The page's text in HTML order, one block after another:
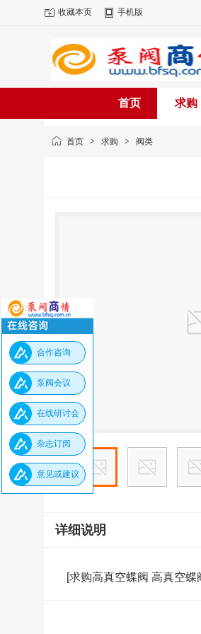
收藏本页 手机版
首页 求购
首页 > 求购 > 阀类
详细说明
[求购高真空蝶阀 高真空
合作咨询
泵阀会议
在线研讨会
杂志订阅
意见或建议